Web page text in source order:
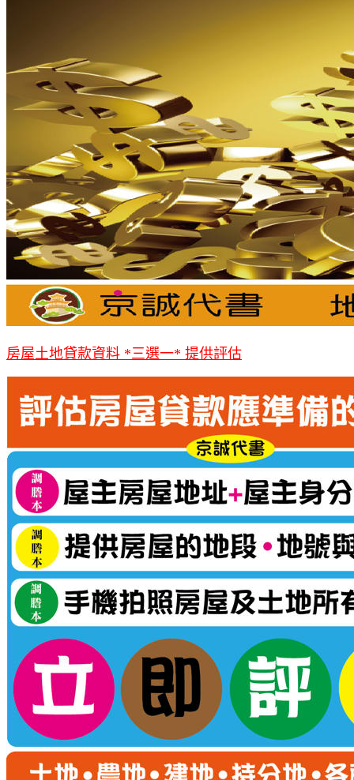
房屋土地貸款資料 *三選一* 提供評估